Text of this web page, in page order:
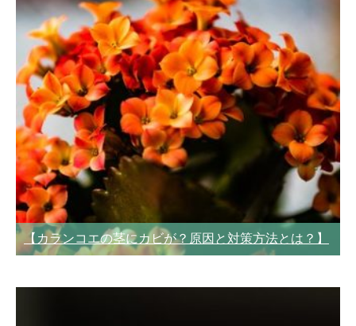
【カランコエの茎にカビが？原因と対策方法とは？】